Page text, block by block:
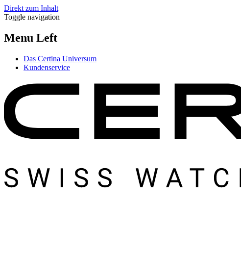
Direkt zum Inhalt
Toggle navigation
Menu Left
Das Certina Universum
Kundenservice